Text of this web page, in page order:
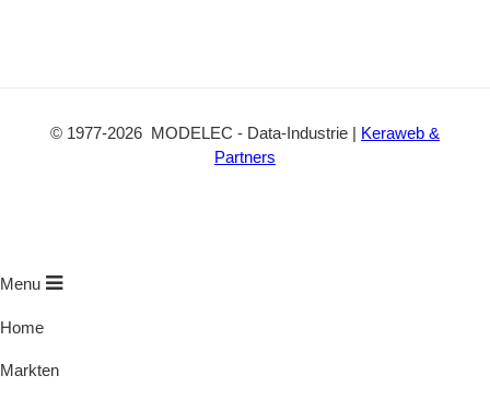
© 1977-2026 MODELEC - Data-Industrie | Keraweb &
Partners
Menu
Home
Markten